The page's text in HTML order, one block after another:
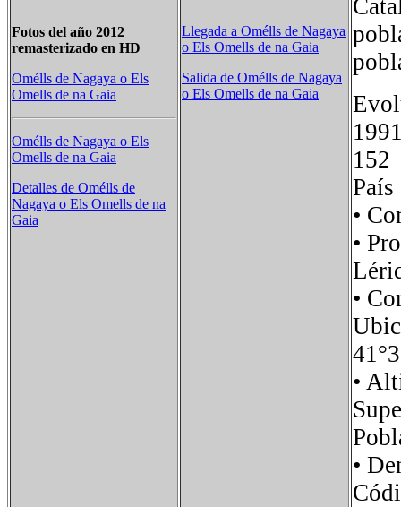
Fotos del año 2012
remasterizado en HD
Omélls de Nagaya o Els
Omells de na Gaia
Omélls de Nagaya o Els
Omells de na Gaia
Detalles de Omélls de
Nagaya o Els Omells de na
Gaia
Llegada a Omélls de Nagaya
o Els Omells de na Gaia
Salida de Omélls de Nagaya
o Els Omells de na Gaia
•
•
•
•
•